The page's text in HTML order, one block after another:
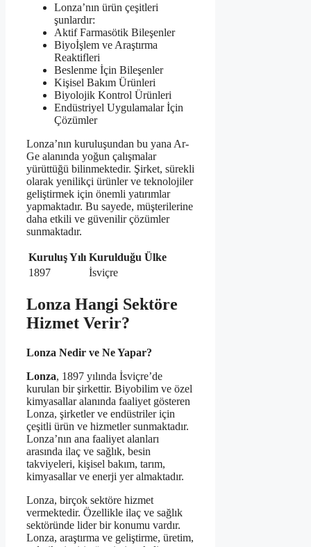
Lonza’nın ürün çeşitleri
şunlardır:
Aktif Farmasötik Bileşenler
Biyoİşlem ve Araştırma
Reaktifleri
Beslenme İçin Bileşenler
Kişisel Bakım Ürünleri
Biyolojik Kontrol Ürünleri
Endüstriyel Uygulamalar İçin
Çözümler
Lonza’nın kuruluşundan bu yana Ar-
Ge alanında yoğun çalışmalar
yürüttüğü bilinmektedir. Şirket, sürekli
olarak yenilikçi ürünler ve teknolojiler
geliştirmek için önemli yatırımlar
yapmaktadır. Bu sayede, müşterilerine
daha etkili ve güvenilir çözümler
sunmaktadır.
Kuruluş Yılı Kurulduğu Ülke
1897
İsviçre
Lonza Hangi Sektöre
Hizmet Verir?
Lonza Nedir ve Ne Yapar?
Lonza, 1897 yılında İsviçre’de
kurulan bir şirkettir. Biyobilim ve özel
kimyasallar alanında faaliyet gösteren
Lonza, şirketler ve endüstriler için
çeşitli ürün ve hizmetler sunmaktadır.
Lonza’nın ana faaliyet alanları
arasında ilaç ve sağlık, besin
takviyeleri, kişisel bakım, tarım,
kimyasallar ve enerji yer almaktadır.
Lonza, birçok sektöre hizmet
vermektedir. Özellikle ilaç ve sağlık
sektöründe lider bir konumu vardır.
Lonza, araştırma ve geliştirme, üretim,